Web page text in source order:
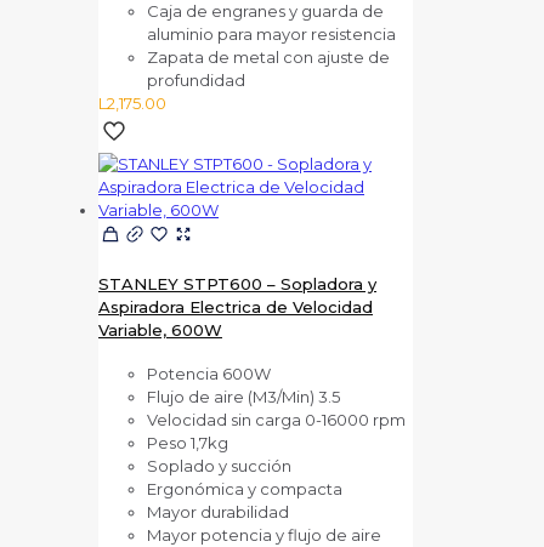
Caja de engranes y guarda de
aluminio para mayor resistencia
Zapata de metal con ajuste de
profundidad
L 2,175.00
STANLEY STPT600 – Sopladora y
Aspiradora Electrica de Velocidad
Variable, 600W
Potencia 600W
Flujo de aire (M3/Min) 3.5
Velocidad sin carga 0-16000 rpm
Peso 1,7kg
Soplado y succión
Ergonómica y compacta
Mayor durabilidad
Mayor potencia y flujo de aire